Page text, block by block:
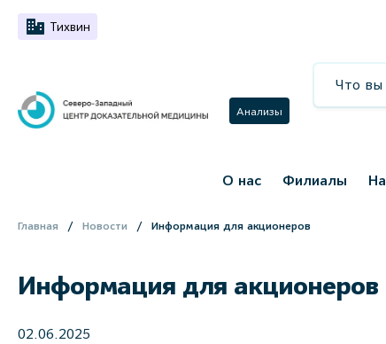
Тихвин
Анализы
О нас Филиалы
Главная Новости Информация для акционеров
Информация для акционеров
02.06.2025